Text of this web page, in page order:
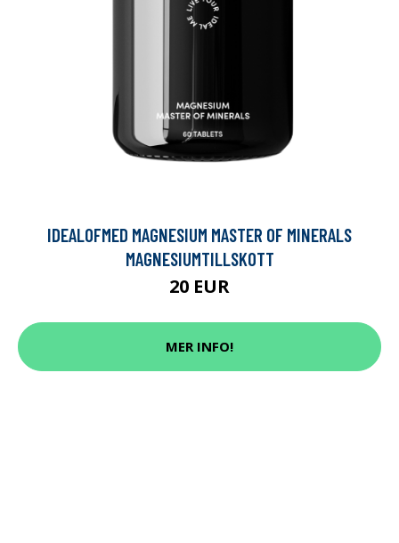
IDEALOFMED MAGNESIUM MASTER OF MINERALS
MAGNESIUMTILLSKOTT
20 EUR
MER INFO!